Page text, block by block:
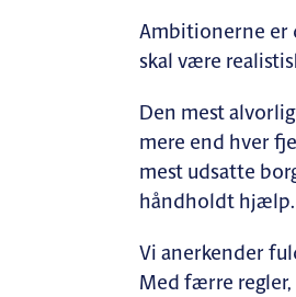
Ambitionerne er
skal være
Den mest
mere end hver
mest udsatte
håndholdt hjælp.
Vi anerkender
Med færre regler,